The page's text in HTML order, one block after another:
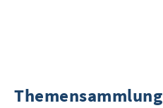
Themensammlung